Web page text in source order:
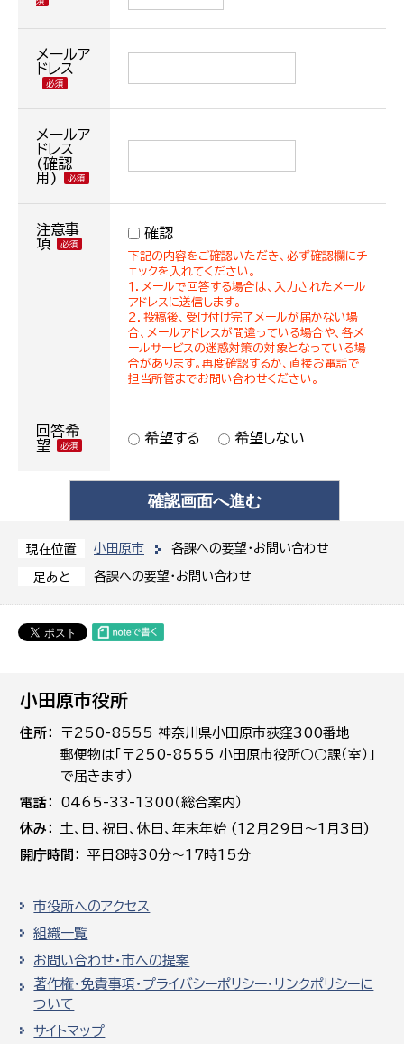
現在位置 小田原市 各課への要望・お問い合わせ
足あと 各課への要望・お問い合わせ
メールア
ドレス
メールア
ドレス
(確認
用)
注意事
項
確認
下記の内容をご確認いただき、必ず確認欄にチ
ェックを入れてください。
１．メールで回答する場合は、入力されたメール
アドレスに送信します。
２．投稿後、受け付け完了メールが届かない場
合、メールアドレスが間違っている場合や、各メ
ールサービスの迷惑対策の対象となっている場
合があります。再度確認するか、直接お電話で
担当所管までお問い合わせください。
回答希
望
希望する 希望しない
小田原市役所
住所
〒250-8555 神奈川県小田原市荻窪300番地
郵便物は「〒250-8555 小田原市役所○○課（室）」
で届きます）
電話
0465-33-1300（総合案内）
休み
土､日､祝日、休日、年末年始 (12月29日～1月3日)
開庁時間
平日8時30分～17時15分
市役所へのアクセス
組織一覧
お問い合わせ・市への提案
著作権・免責事項・プライバシーポリシー・リンクポリシーに
ついて
サイトマップ